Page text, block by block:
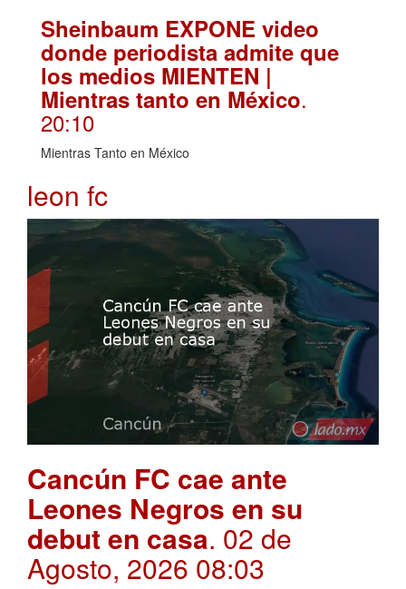
Sheinbaum EXPONE video
donde periodista admite que
los medios MIENTEN |
Mientras tanto en México.
20:10
Mientras Tanto en México
leon fc
Cancún FC cae ante
Leones Negros en su
debut en casa. 02 de
Agosto, 2026 08:03